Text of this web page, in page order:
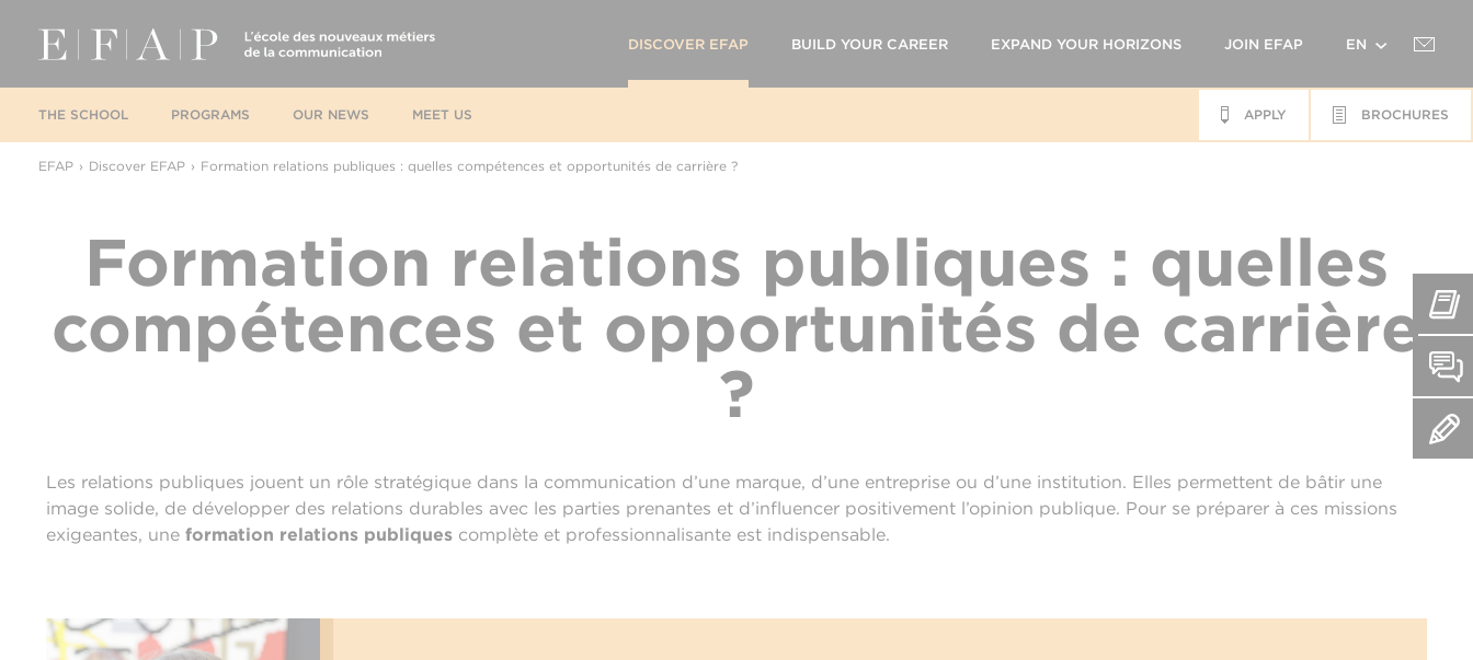
DISCOVER EFAP BUILD YOUR CAREER EXPAND YOUR HORIZONS JOIN EFAP EN
THE SCHOOL PROGRAMS OUR NEWS MEET US BROCHURES
APPLY
EFAP Discover EFAP Formation relations publiques : quelles compétences et opportunités de carrière ?
Formation relations publiques : quelles
compétences et opportunités de carrière
?
Les relations publiques jouent un rôle stratégique dans la communication d’une marque, d’une entreprise ou d’une institution. Elles permettent de bâtir une
image solide, de développer des relations durables avec les parties prenantes et d’influencer positivement l’opinion publique. Pour se préparer à ces missions
exigeantes, une formation relations publiques complète et professionnalisante est indispensable.